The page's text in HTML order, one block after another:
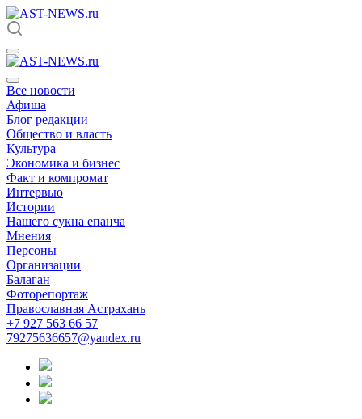
Все новости
Афиша
Блог редакции
Общество и власть
Культура
Экономика и бизнес
Факт и компромат
Интервью
Истории
Нашего сукна епанча
Мнения
Персоны
Организации
Балаган
Фоторепортаж
Православная Астрахань
+7 927 563 66 57
79275636657@yandex.ru